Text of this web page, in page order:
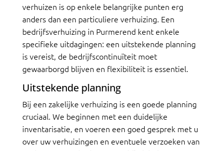
verhuizen is op enkele belangrijke punten erg
anders dan een particuliere verhuizing. Een
bedrijfsverhuizing in Purmerend kent enkele
specifieke uitdagingen: een uitstekende planning
is vereist, de bedrijfscontinuïteit moet
gewaarborgd blijven en flexibiliteit is essentiel.
Uitstekende planning
Bij een zakelijke verhuizing is een goede planning
cruciaal. We beginnen met een duidelijke
inventarisatie, en voeren een goed gesprek met u
over uw verhuizingen en eventuele verzoeken van